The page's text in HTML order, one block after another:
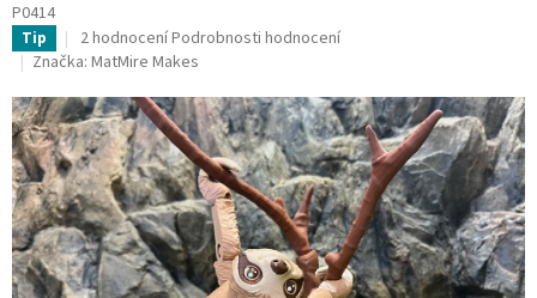
P0414
Tip
Průměrné
hodnocení
je
5,0
z
5
hvězdiček.
2 hodnoceníPodrobnosti hodnocení
Značka: MatMire Makes